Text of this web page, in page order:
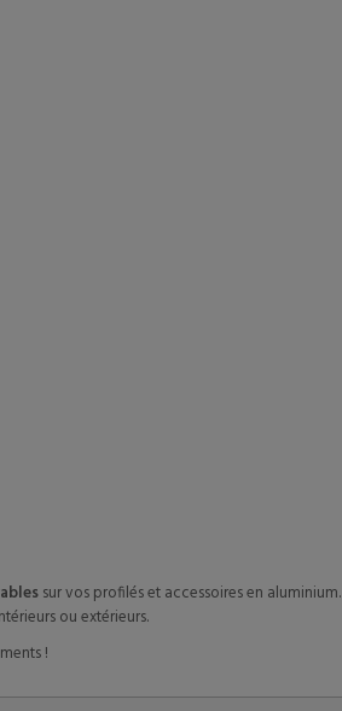
sur vos profilés et accessoires en aluminium.
ou extérieurs.
!